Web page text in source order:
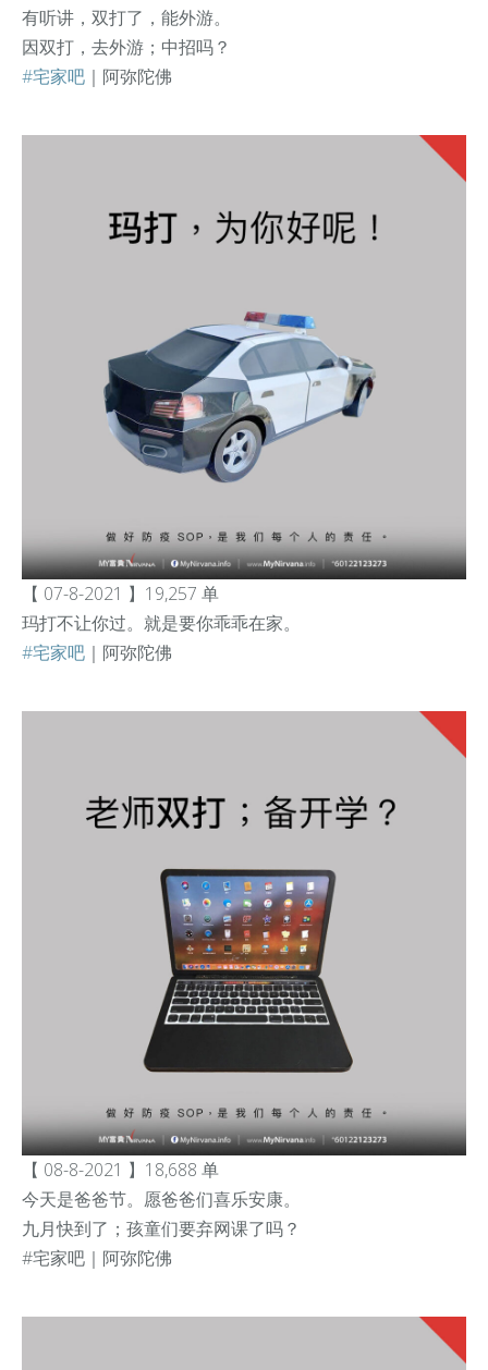
有听讲，双打了，能外游。
因双打，去外游；中招吗？
#宅家吧 ｜阿弥陀佛
【 07-8-2021 】19,257 单
玛打不让你过。就是要你乖乖在家。
#宅家吧 ｜阿弥陀佛
【 08-8-2021 】18,688 单
今天是爸爸节。愿爸爸们喜乐安康。
九月快到了；孩童们要弃网课了吗？
#宅家吧 ｜阿弥陀佛